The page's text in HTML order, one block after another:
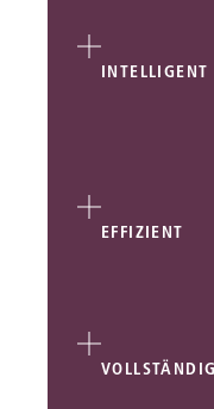
INTELLIGENT
EFFIZIENT
VOLLSTÄNDIG